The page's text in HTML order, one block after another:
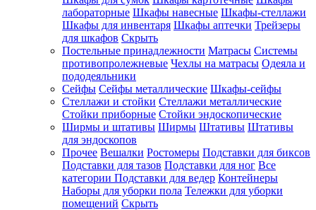
лабораторные Шкафы навесные Шкафы-стеллажи
Шкафы для инвентаря Шкафы аптечки Трейзеры
для шкафов Скрыть
Постельные принадлежности Матрасы Системы
противопролежневые Чехлы на матрасы Одеяла и
пододеяльники
Сейфы Сейфы металлические Шкафы-сейфы
Стеллажи и стойки Стеллажи металлические
Стойки приборные Стойки эндоскопические
Ширмы и штативы Ширмы Штативы Штативы
для эндоскопов
Прочее Вешалки Ростомеры Подставки для биксов
Подставки для тазов Подставки для ног Все
категории Подставки для ведер Контейнеры
Наборы для уборки пола Тележки для уборки
помещений Скрыть